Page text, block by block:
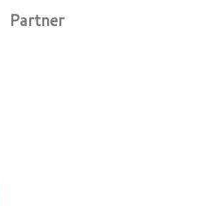
Partner